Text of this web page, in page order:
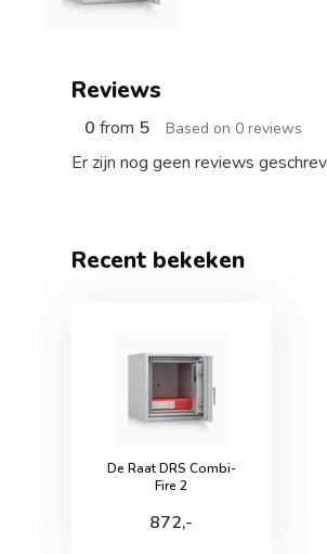
Reviews
0 from 5 Based on 0 reviews
Er zijn nog geen reviews
Recent bekeken
De Raat DRS Combi-
Fire 2
872,-